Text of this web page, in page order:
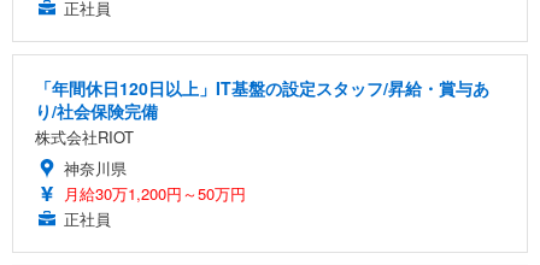
正社員
「年間休日120日以上」IT基盤の設定スタッフ/昇給・賞与あ
り/社会保険完備
株式会社RIOT
神奈川県
月給30万1,200円～50万円
正社員